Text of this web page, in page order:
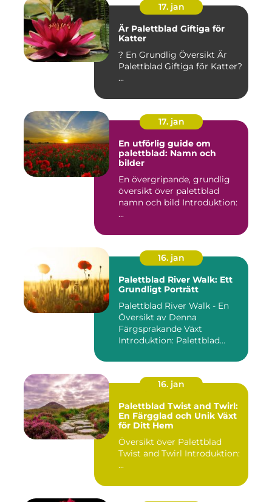
17. jan
Är Palettblad Giftiga för
Katter
? En Grundlig Översikt Är
Palettblad Giftiga för Katter?
...
17. jan
En utförlig guide om
palettblad: Namn och
bilder
En övergripande, grundlig
översikt över palettblad
namn och bild Introduktion:
...
16. jan
Palettblad River Walk: Ett
Grundligt Porträtt
Palettblad River Walk - En
Översikt av Denna
Färgsprakande Växt
Introduktion: Palettblad
16. jan
Palettblad Twist and Twirl:
En Färgglad och Unik Växt
för Ditt Hem
Översikt över Palettblad
Twist and Twirl Introduktion:
...